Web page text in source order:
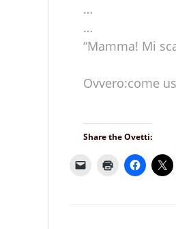
…
…
“Mamma! Mi
Ovvero:come
Share the Ovetti: